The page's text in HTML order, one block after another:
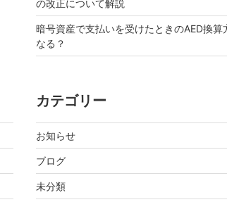
の改正について解説
暗号資産で支払いを受けたときのAED換算
なる？
カテゴリー
お知らせ
ブログ
未分類